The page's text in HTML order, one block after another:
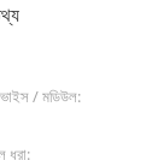
/ মডিউল:
ধরা: